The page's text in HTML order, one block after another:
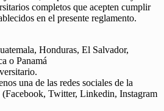
completos que acepten cumplir
en el presente reglamento.
Honduras, El Salvador,
o Panamá
una de las redes sociales de la
Twitter, Linkedin, Instagram